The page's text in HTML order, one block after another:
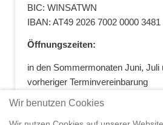
BIC: WINSATWN
IBAN: AT49 2026 7002 0000 3481
Öffnungszeiten:
in den Sommermonaten Juni, Juli
vorheriger Terminvereinbarung
Wir benutzen Cookies